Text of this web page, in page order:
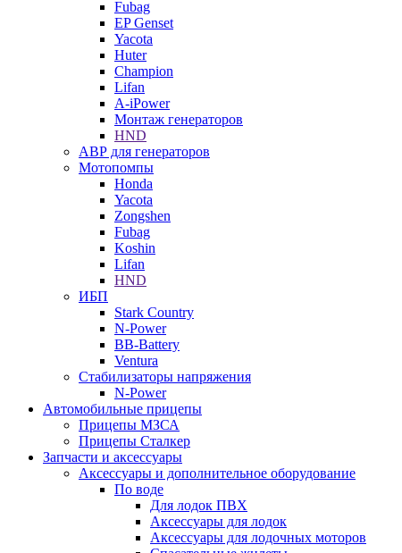
Fubag
EP Genset
Yacota
Huter
Champion
Lifan
A-iPower
Монтаж генераторов
HND
АВР для генераторов
Мотопомпы
Honda
Yacota
Zongshen
Fubag
Koshin
Lifan
HND
ИБП
Stark Country
N-Power
BB-Battery
Ventura
Стабилизаторы напряжения
N-Power
Автомобильные прицепы
Прицепы МЗСА
Прицепы Сталкер
Запчасти и аксессуары
Аксессуары и дополнительное оборудование
По воде
Для лодок ПВХ
Аксессуары для лодок
Аксессуары для лодочных моторов